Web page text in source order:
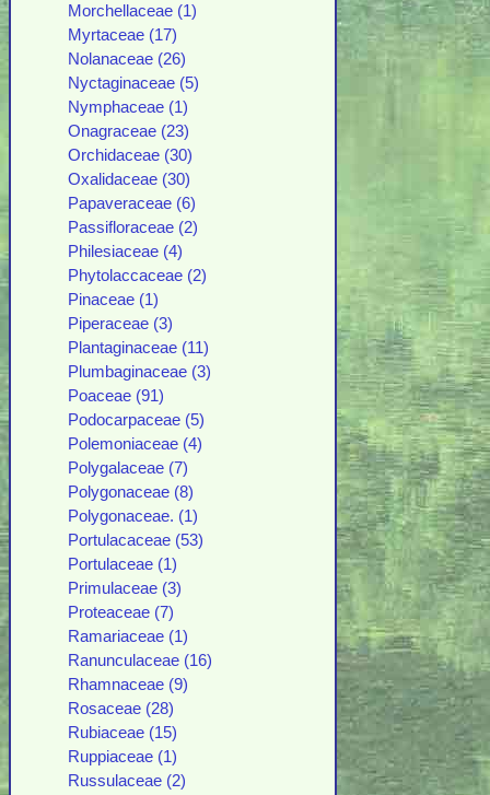
Morchellaceae (1)
Myrtaceae (17)
Nolanaceae (26)
Nyctaginaceae (5)
Nymphaceae (1)
Onagraceae (23)
Orchidaceae (30)
Oxalidaceae (30)
Papaveraceae (6)
Passifloraceae (2)
Philesiaceae (4)
Phytolaccaceae (2)
Pinaceae (1)
Piperaceae (3)
Plantaginaceae (11)
Plumbaginaceae (3)
Poaceae (91)
Podocarpaceae (5)
Polemoniaceae (4)
Polygalaceae (7)
Polygonaceae (8)
Polygonaceae. (1)
Portulacaceae (53)
Portulaceae (1)
Primulaceae (3)
Proteaceae (7)
Ramariaceae (1)
Ranunculaceae (16)
Rhamnaceae (9)
Rosaceae (28)
Rubiaceae (15)
Ruppiaceae (1)
Russulaceae (2)